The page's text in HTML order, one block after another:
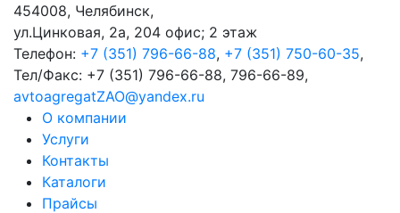
454008, Челябинск,
ул.Цинковая, 2а, 204 офис; 2 этаж
Телефон: +7 (351) 796-66-88, +7 (351) 750-60-35,
Тел/Факс: +7 (351) 796-66-88, 796-66-89,
avtoagregatZAO@yandex.ru
О компании
Услуги
Контакты
Каталоги
Прайсы